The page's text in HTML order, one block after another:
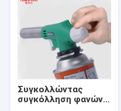
Συγκολλώντας
συγκόλληση φανών